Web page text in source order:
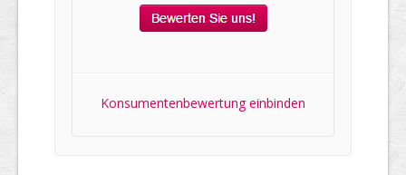
Konsumentenbewertung einbinden